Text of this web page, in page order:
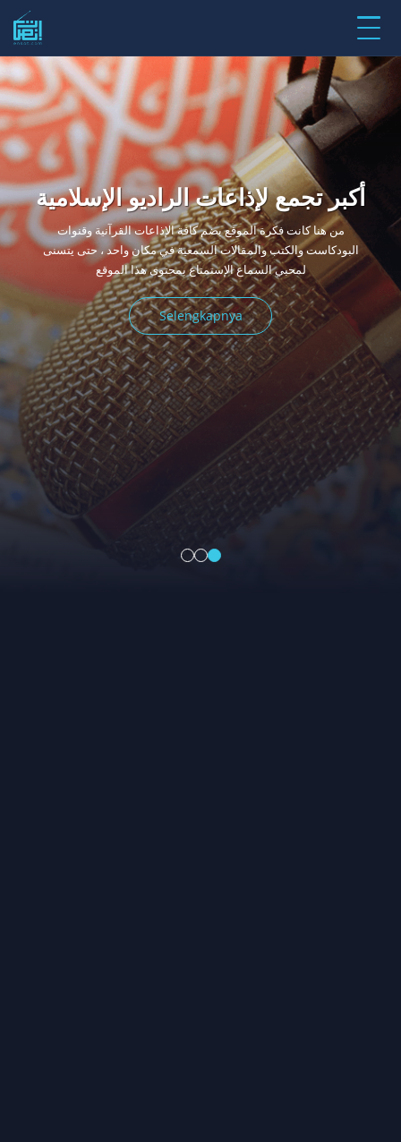
تجمع لإذاعات الراديو الإسلامية
أكبر تجمع لإذاعات الراديو الإسلامية
من هنا كانت فكرة الموقع بضم كافة الإذاعات القرآنية وقنوات
البودكاست والكتب والمقالات السمعية في مكان واحد ، حتى يتسنى
لمحبي السماع الإستمتاع بمحتوى هذا الموقع
Selengkapnya